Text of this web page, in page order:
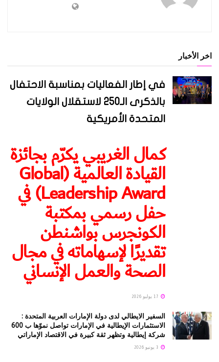
اخر الأخبار
في إطار الفعاليات بمناسبة الاحتفال
بالذكرى الـ250 لاستقلال الولايات
المتحدة الأمريكية
كمال الغريبي يكرّم بجائزة
القيادة العالمية (Global
Leadership Award) في
حفل رسمي بمكتبة
الكونجرس بواشنطن
تقديرًا لإسهاماته في مجال
الصحة والعمل الإنساني
السفير الايطالي لدى دولة الإمارات العربية المتحدة :
الاستثمارات الإيطالية في الإمارات تواصل نموّها ب 600
شركة إيطالية وتظهر ثقة كبيرة في الاقتصاد الإماراتي